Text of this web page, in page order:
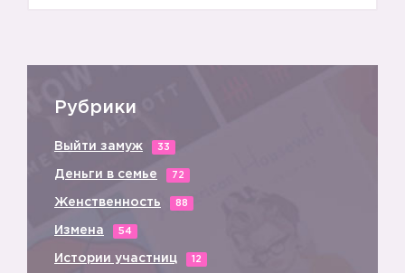
Рубрики
Выйти замуж 33
Деньги в семье 72
Женственность 88
Измена 54
Истории участниц 12